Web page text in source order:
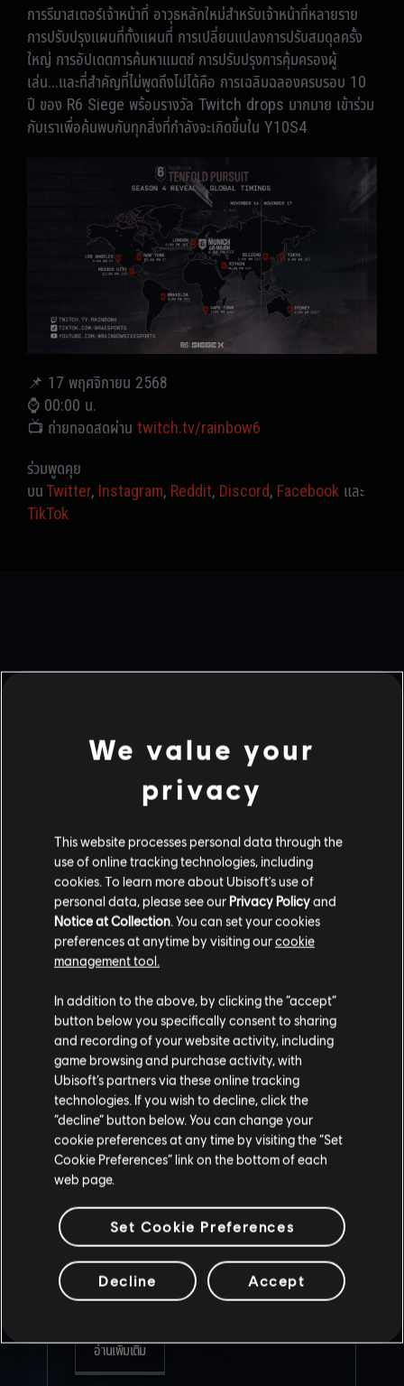
การรีมาสเตอร์เจ้าหน้าที่ อาวุธหลักใหม่สำหรับเจ้าหน้าที่หลายราย
การปรับปรุงแผนที่ทั้งแผนที่ การเปลี่ยนแปลงการปรับสมดุลครั้ง
ใหญ่ การอัปเดตการค้นหาแมตช์ การปรับปรุงการคุ้มครองผู้
เล่น...และที่สำคัญที่ไม่พูดถึงไม่ได้คือ การเฉลิมฉลองครบรอบ 10
ปี ของ R6 Siege พร้อมรางวัล Twitch drops มากมาย เข้าร่วม
กับเราเพื่อค้นพบกับทุกสิ่งที่กำลังจะเกิดขึ้นใน Y10S4
📌 17 พฤศจิกายน 2568
⌚ 00:00 น.
📺 ถ่ายทอดสดผ่าน twitch.tv/rainbow6
ร่วมพูดคุย
บนTwitter, Instagram, Reddit, Discord, Facebook และ
TikTok
เนื้อหาที่แนะนำ
7 / 8
RAINBOW SIX SIEGE
COMMUNITY CHECKPOINT
RECAP: CORE RULES, LEGEND
DIVISION, BALANCING
UPDATES & PLAYER
PROTECTION
Several new, fine-tuned anti-cheat measures
are being introduced to Siege to help maintain
competitive integrity. Also get more insight
into the devs’ approach to balancing, along
with news on weapon and operator balancing
updates!
อ่านเพิ่มเติม
We value your
privacy
This website processes personal data through the
use of online tracking technologies, including
cookies. To learn more about Ubisoft's use of
personal data, please see our Privacy Policyand
Notice at Collection . You can set your cookies
preferences at anytime by visiting ourcookie
management tool.
In addition to the above, by clicking the “accept”
button below you specifically consent to sharing
and recording of your website activity, including
game browsing and purchase activity, with
Ubisoft’s partners via these online tracking
technologies. If you wish to decline, click the
“decline” button below. You can change your
cookie preferences at any time by visiting the “Set
Cookie Preferences” link on the bottom of each
web page.
Set Cookie Preferences
Decline Accept